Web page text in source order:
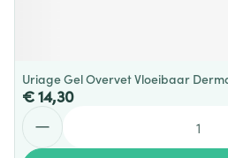
Uriage Gel Overvet Vloeibaar
€ 14,30